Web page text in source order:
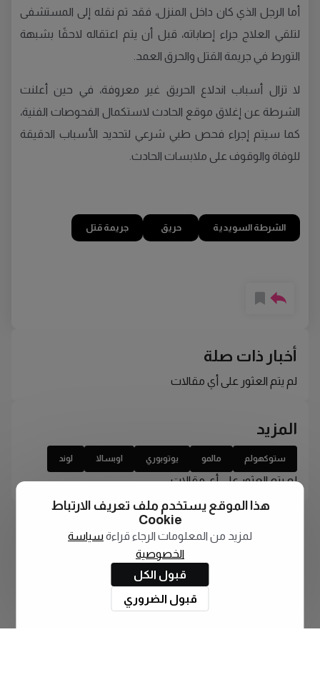
أما الرجل الذي كان داخل المنزل، فقد تم نقله إلى المستشفى
لتلقي العلاج جراء إصاباته، قبل أن يتم اعتقاله لاحقًا بشبهة
التورط في جريمة القتل والحرق العمد.
لا تزال أسباب اندلاع الحريق غير معروفة، في حين أعلنت
الشرطة عن إغلاق موقع الحادث لاستكمال الفحوصات الفنية،
كما سيتم إجراء فحص طبي شرعي لتحديد الأسباب الدقيقة
للوفاة والوقوف على ملابسات الحادث.
الشرطة السويدية حريق جريمة قتل
أخبار ذات صلة
لم يتم العثور على أي مقالات
المزيد
ستوكهولم مالمو يوتوبوري اوبسالا لوند
لم يتم العثور على أي مقالات
هذا الموقع يستخدم ملف تعريف الارتباط
Cookie
لمزيد من المعلومات الرجاء قراءة سياسة
الخصوصية
قبول الكل
قبول الضروري